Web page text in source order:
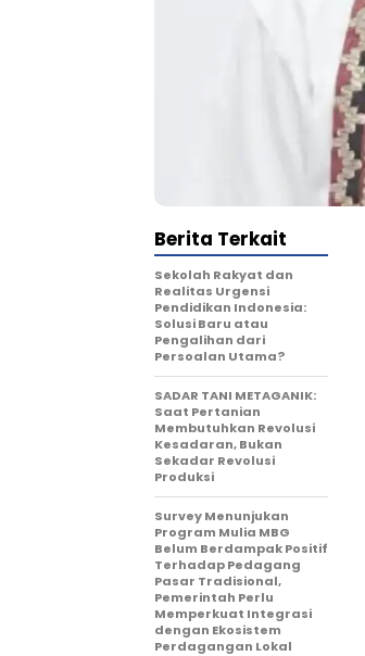
Berita Terkait
Sekolah Rakyat dan
Realitas Urgensi
Pendidikan Indonesia:
Solusi Baru atau
Pengalihan dari
Persoalan Utama?
SADAR TANI METAGANIK:
Saat Pertanian
Membutuhkan Revolusi
Kesadaran, Bukan
Sekadar Revolusi
Produksi
Survey Menunjukan
Program Mulia MBG
Belum Berdampak Positif
Terhadap Pedagang
Pasar Tradisional,
Pemerintah Perlu
Memperkuat Integrasi
dengan Ekosistem
Perdagangan Lokal